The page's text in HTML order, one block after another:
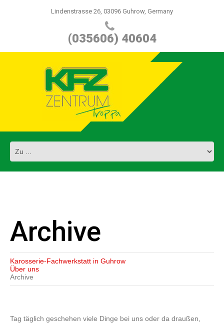
Lindenstrasse 26, 03096 Guhrow, Germany
(035606) 40604
Archive
Karosserie-Fachwerkstatt in Guhrow
Über uns
Archive
Tag täglich geschehen viele Dinge bei uns oder da draußen,